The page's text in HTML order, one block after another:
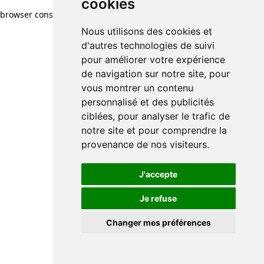
cookies
Nous utilisons des cookies et
d'autres technologies de suivi
pour améliorer votre expérience
de navigation sur notre site, pour
vous montrer un contenu
personnalisé et des publicités
ciblées, pour analyser le trafic de
notre site et pour comprendre la
provenance de nos visiteurs.
J'accepte
Je refuse
Changer mes préférences
browser console for more information)